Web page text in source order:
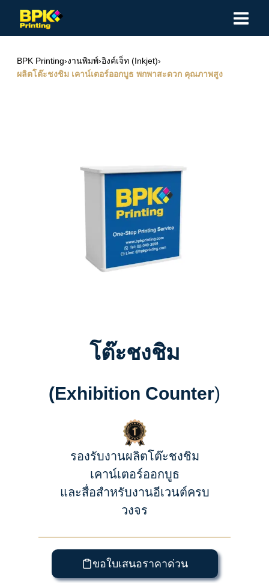
BPK Printing›งานพิมพ์›อิงค์เจ็ท (Inkjet)›
ผลิตโต๊ะชงชิม เคาน์เตอร์ออกบูธ พกพาสะดวก คุณภาพสูง
โต๊ะชงชิม
(Exhibition Counter)
รองรับงานผลิตโต๊ะชงชิม
เคาน์เตอร์ออกบูธ
และสื่อสำหรับงานอีเวนต์ครบ
วงจร
ขอใบเสนอราคาด่วน